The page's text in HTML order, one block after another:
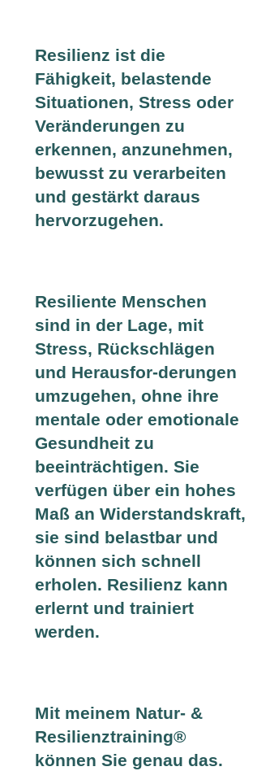
Resilienz ist die
Fähigkeit, belastende
Situationen, Stress oder
Veränderungen zu
erkennen, anzunehmen,
bewusst zu verarbeiten
und gestärkt daraus
hervorzugehen.
Resiliente Menschen
sind in der Lage, mit
Stress, Rückschlägen
und Herausfor-derungen
umzugehen, ohne ihre
mentale oder emotionale
Gesundheit zu
beeinträchtigen. Sie
verfügen über ein hohes
Maß an Widerstandskraft,
sie sind belastbar und
können sich schnell
erholen. Resilienz kann
erlernt und trainiert
werden.
Mit meinem Natur- &
Resilienztraining®
können Sie genau das.